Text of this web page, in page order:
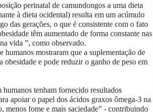
perinatal de camundongos a uma dieta
à dieta ocidental) resulta em um acúmulo
das gerações, o que é consistente com o fato
têm aumentado de forma constante nas
vida ”, como observado.
humanos mostraram que a suplementação de
e pode reduzir o ganho de peso em
tenham fornecido resultados
apoiar o papel dos ácidos graxos ômega-3 na
menos fome e mais saciedade” - contribuindo